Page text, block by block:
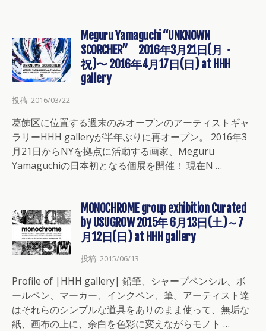
Meguru Yamaguchi “UNKNOWN
SCORCHER” 2016年3月21日(月・
祝)〜 2016年4月17日(日) at HHH
gallery
投稿: 2016/03/22
葛飾区に位置する週末のみオープンのアーティストギャ
ラリーHHH galleryが半年ぶりに再オープン。 2016年3
月21日からNYを拠点に活動する画家、Meguru
Yamaguchiの日本初となる個展を開催！ 現在N …
MONOCHROME group exhibition Curated
by USUGROW 2015年 6月13日(土)～7
月12日(日) at HHH gallery
投稿: 2015/06/13
Profile of |HHH gallery| 鉛筆、シャープペンシル、ボ
ールペン、マーカー、インクペン、筆。アーティスト達
はそれらのシンプルな道具をありのまま使って、無垢な
紙、画布の上に、余白を色彩に変えながらモノト …